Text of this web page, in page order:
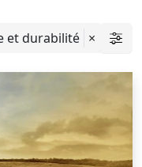
et durabilité ×